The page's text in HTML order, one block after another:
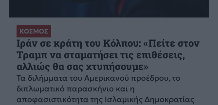
ΚΟΣΜΟΣ
Ιράν σε κράτη του Κόλπου: «Πείτε στον
Τραμπ να σταματήσει τις επιθέσεις,
αλλιώς θα σας χτυπήσουμε»
Τα διλήμματα του Αμερικανού προέδρου, το
διπλωματικό παρασκήνιο και η
αποφασιστικότητα της Ισλαμικής Δημοκρατίας